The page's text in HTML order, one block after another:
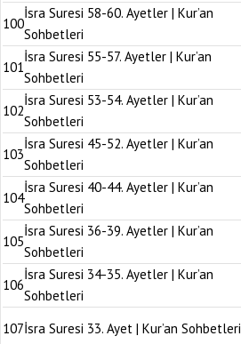
100
İsra Suresi 58-60. Ayetler | Kur’an
Sohbetleri
101
İsra Suresi 55-57. Ayetler | Kur’an
Sohbetleri
102
İsra Suresi 53-54. Ayetler | Kur’an
Sohbetleri
103
İsra Suresi 45-52. Ayetler | Kur’an
Sohbetleri
104
İsra Suresi 40-44. Ayetler | Kur’an
Sohbetleri
105
İsra Suresi 36-39. Ayetler | Kur’an
Sohbetleri
106
İsra Suresi 34-35. Ayetler | Kur’an
Sohbetleri
107İsra Suresi 33. Ayet | Kur’an Sohbetleri